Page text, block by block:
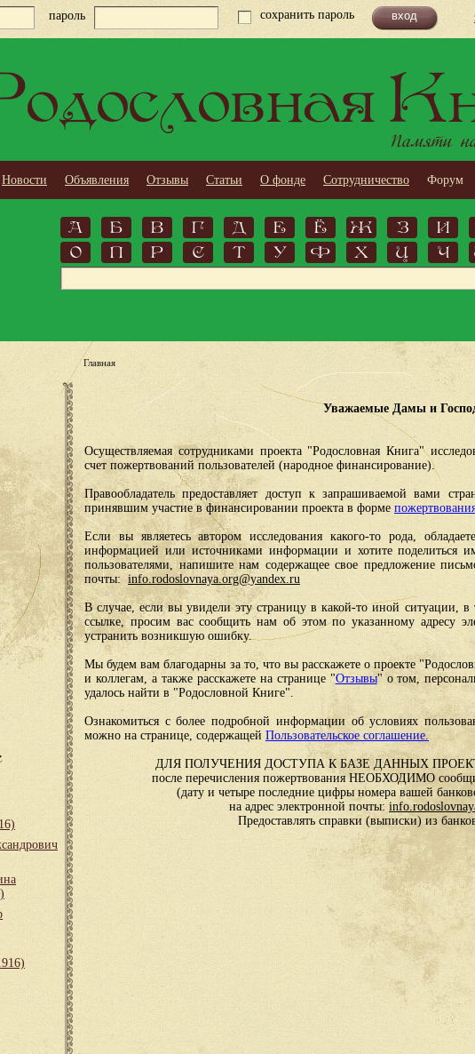
пароль сохранить пароль
Памяти
Новости Объявления Отзывы Статьи О фонде Сотрудничество Форум
А Б В Г Д Е Ё Ж З И
О
П Р С Т У Ф Х Ц Ч
Главная
Уважаемые Дамы и
Осуществляемая сотрудниками проекта "Родословная Книга"
счет пожертвований пользователей (народное финансирование).
Правообладатель предоставляет доступ к запрашиваемой вами
принявшим участие в финансировании проекта в форме
Если вы являетесь автором исследования какого-то рода,
информацией или источниками информации и хотите поделиться
пользователями, напишите нам содержащее свое предложение
почты: info.rodoslovnaya.org@yandex.ru
В случае, если вы увидели эту страницу в какой-то иной ситуации,
ссылке, просим вас сообщить нам об этом по указанному адресу
устранить возникшую ошибку.
Мы будем вам благодарны за то, что вы расскажете о проекте
и коллегам, а также расскажете на странице "Отзывы" о том,
удалось найти в "Родословной Книге".
Ознакомиться с более подробной информации об условиях
можно на странице, содержащей Пользовательское соглашение.
ДЛЯ ПОЛУЧЕНИЯ ДОСТУПА К БАЗЕ ДАННЫХ
после перечисления пожертвования НЕОБХОДИМО
(дату и четыре последние цифры номера вашей
на адрес электронной почты:
Предоставлять справки (выписки) из